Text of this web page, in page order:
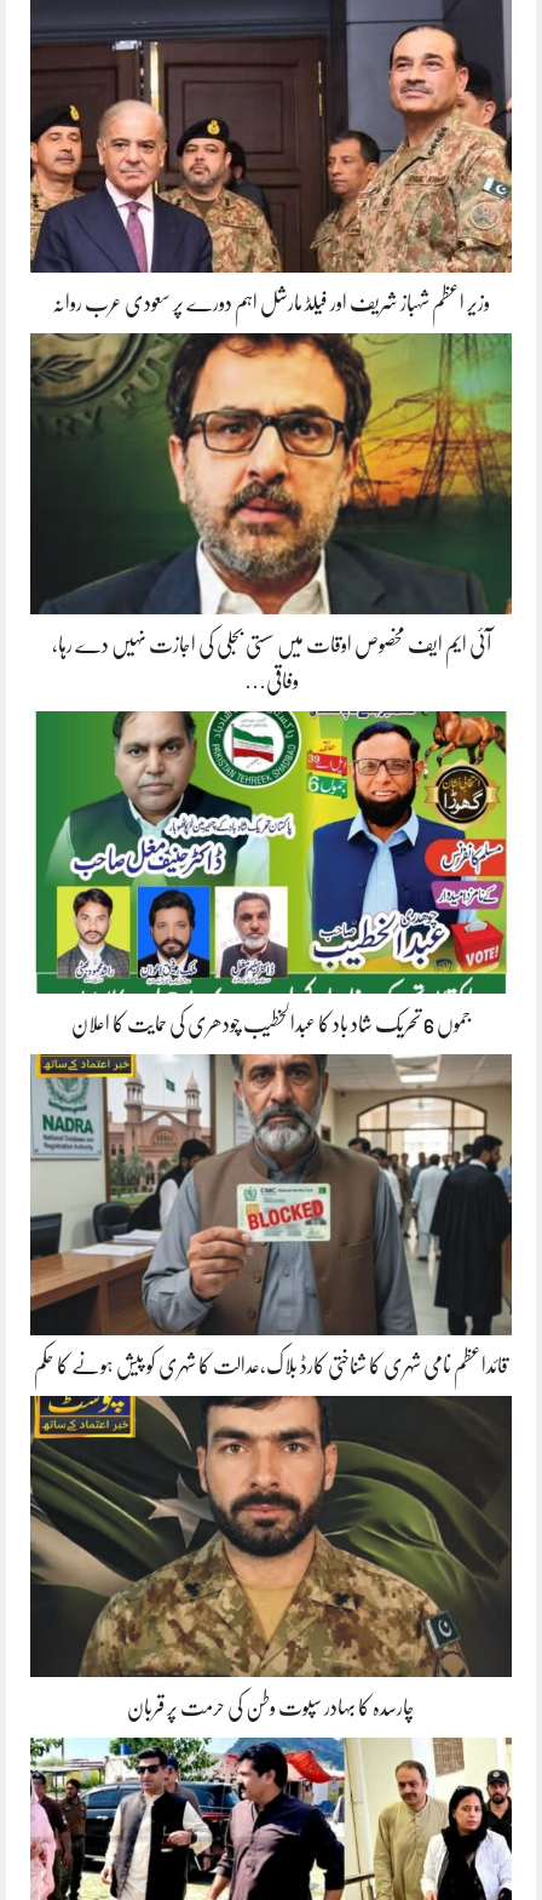
وزیر اعظم شہباز شریف اور فیلڈ مارشل اہم دورے پر سعودی عرب روانہ
آئی ایم ایف مخصوص اوقات میں سستی بجلی کی اجازت نہیں دے رہا،
وفاقی…
جموں 6 تحریک شاد باد کا عبدالخطیب چودھری کی حمایت کا اعلان
قائداعظم نامی شہری کا شناختی کارڈ بلاک،عدالت کا شہری کو پیش ہونے کا حکم
چارسدہ کا بہادر سپوت وطن کی حرمت پر قربان